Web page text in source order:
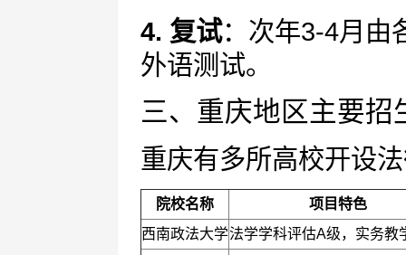
4. 复试：次年3-4月由
外语测试。
三、重庆地区主要招
重庆有多所高校开设
院校名称
项目特色
西南政法大学法学学科评估A级，实务教